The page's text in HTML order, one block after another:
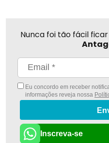
Nunca foi tão fácil
Eu concordo em receber
informações reveja nossa
Inscreva-se